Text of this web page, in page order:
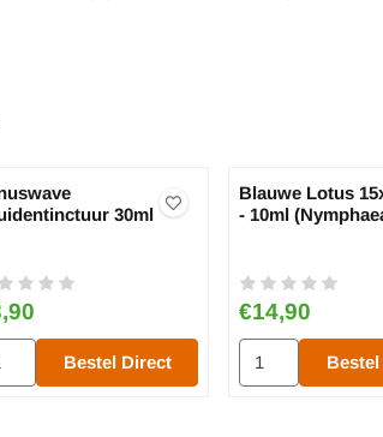
- Harpagophytum procumbens
30ml
3,90
kiezen voor Venuswave Kruidentinctuur 30ml
Bestel Direct
Blauwe Lotus
- 10ml
Prijs: 14,90
€14,90
Aantal kiezen